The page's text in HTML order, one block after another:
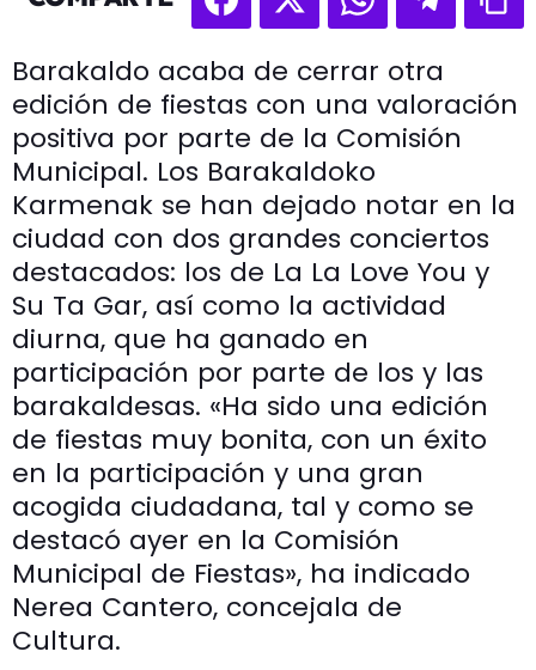
Barakaldo acaba de cerrar otra
edición de fiestas con una valoración
positiva por parte de la Comisión
Municipal. Los Barakaldoko
Karmenak se han dejado notar en la
ciudad con dos grandes conciertos
destacados: los de La La Love You y
Su Ta Gar, así como la actividad
diurna, que ha ganado en
participación por parte de los y las
barakaldesas. «Ha sido una edición
de fiestas muy bonita, con un éxito
en la participación y una gran
acogida ciudadana, tal y como se
destacó ayer en la Comisión
Municipal de Fiestas», ha indicado
Nerea Cantero, concejala de
Cultura.